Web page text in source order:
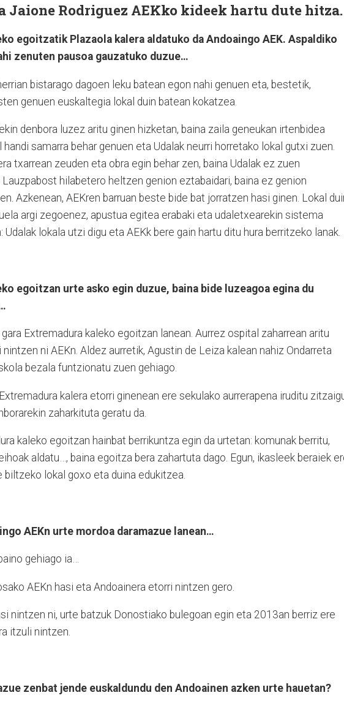
Jaione Rodriguez AEKko kideek hartu dute hitza.
egoitzatik Plazaola kalera aldatuko da Andoaingo AEK. Aspaldiko
zenuten pausoa gauzatuko duzue…
bistarago dagoen leku batean egon nahi genuen eta, bestetik,
genuen euskaltegia lokal duin batean kokatzea.
denbora luzez aritu ginen hizketan, baina zaila geneukan irtenbidea
samarra behar genuen eta Udalak neurri horretako lokal gutxi zuen.
txarrean zeuden eta obra egin behar zen, baina Udalak ez zuen
Lauzpabost hilabetero heltzen genion eztabaidari, baina ez genion
Azkenean, AEKren barruan beste bide bat jorratzen hasi ginen. Lokal
argi zegoenez, apustua egitea erabaki eta udaletxearekin sistema
lokala utzi digu eta AEKk bere gain hartu ditu hura berritzeko lanak.
egoitzan urte asko egin duzue, baina bide luzeagoa egina du
Extremadura kaleko egoitzan lanean. Aurrez ospital zaharrean aritu
ni AEKn. Aldez aurretik, Agustin de Leiza kalean nahiz Ondarreta
bezala funtzionatu zuen gehiago.
kalera etorri ginenean ere sekulako aurrerapena iruditu
zaharkituta geratu da.
kaleko egoitzan hainbat berrikuntza egin da urtetan: komunak berritu,
aldatu…, baina egoitza bera zahartuta dago. Egun, ikasleek beraiek
biltzeko lokal goxo eta duina edukitzea.
AEKn urte mordoa daramazue lanean…
gehiago ia…
AEKn hasi eta Andoainera etorri nintzen gero.
nintzen ni, urte batzuk Donostiako bulegoan egin eta 2013an berriz ere
itzuli nintzen.
zenbat jende euskaldundu den Andoainen azken urte hauetan?